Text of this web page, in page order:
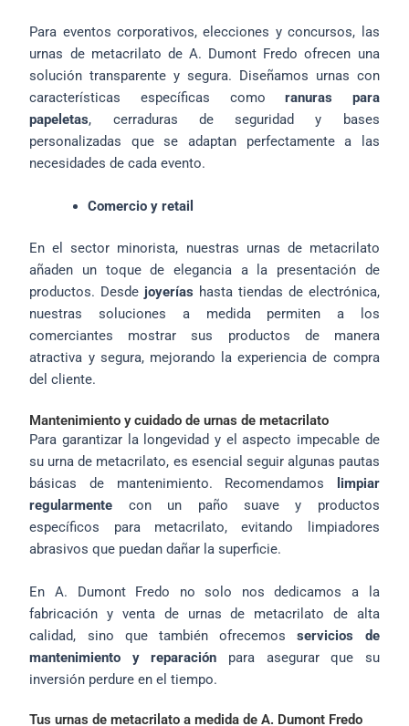
Para eventos corporativos, elecciones y concursos, las
urnas de metacrilato de A. Dumont Fredo ofrecen una
solución transparente y segura. Diseñamos urnas con
características específicas comoranuras para
papeletas, cerraduras de seguridad y bases
personalizadas que se adaptan perfectamente a las
necesidades de cada evento.
Comercio y retail
En el sector minorista, nuestras urnas de metacrilato
añaden un toque de elegancia a la presentación de
productos. Desde joyerías hasta tiendas de electrónica,
nuestras soluciones a medida permiten a los
comerciantes mostrar sus productos de manera
atractiva y segura, mejorando la experiencia de compra
del cliente.
Mantenimiento y cuidado de urnas de metacrilato
Para garantizar la longevidad y el aspecto impecable de
su urna de metacrilato, es esencial seguir algunas pautas
básicas de mantenimiento. Recomendamos
limpiar
regularmente con un paño suave y productos
específicos para metacrilato, evitando limpiadores
abrasivos que puedan dañar la superficie.
En A. Dumont Fredo no solo nos dedicamos a la
fabricación y venta de urnas de metacrilato de alta
calidad, sino que también ofrecemosservicios de
mantenimiento y reparación para asegurar que su
inversión perdure en el tiempo.
Tus urnas de metacrilato a medida de A. Dumont Fredo